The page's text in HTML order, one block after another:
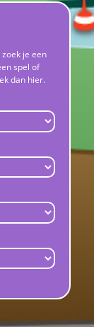
je een
spel of
dan hier.